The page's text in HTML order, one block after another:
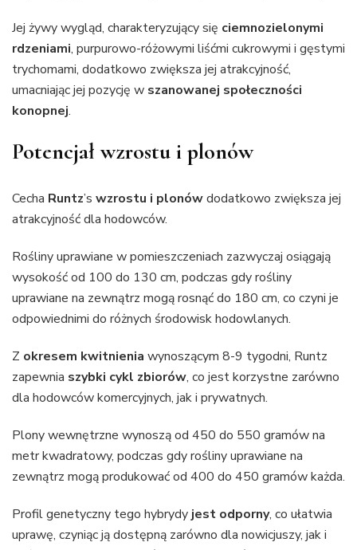
Jej żywy wygląd, charakteryzujący się ciemnozielonymi
rdzeniami, purpurowo-różowymi liśćmi cukrowymi i gęstymi
trychomami, dodatkowo zwiększa jej atrakcyjność,
umacniając jej pozycję w szanowanej społeczności
konopnej.
Potencjał wzrostu i plonów
Cecha Runtz’s wzrostu i plonówdodatkowo zwiększa jej
atrakcyjność dla hodowców.
Rośliny uprawiane w pomieszczeniach zazwyczaj osiągają
wysokość od 100 do 130 cm, podczas gdy rośliny
uprawiane na zewnątrz mogą rosnąć do 180 cm, co czyni je
odpowiednimi do różnych środowisk hodowlanych.
Z okresem kwitnienia wynoszącym 8-9 tygodni, Runtz
zapewnia szybki cykl zbiorów, co jest korzystne zarówno
dla hodowców komercyjnych, jak i prywatnych.
Plony wewnętrzne wynoszą od 450 do 550 gramów na
metr kwadratowy, podczas gdy rośliny uprawiane na
zewnątrz mogą produkować od 400 do 450 gramów każda.
Profil genetyczny tego hybrydy jest odporny, co ułatwia
uprawę, czyniąc ją dostępną zarówno dla nowicjuszy, jak i